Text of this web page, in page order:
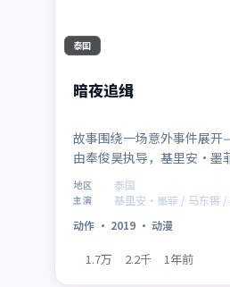
泰国
暗夜追缉
故事围绕一场意外事件展开
由奉俊昊执导，基里安·墨
伟、孙艺珍、张译联袂出演
作。2019年1月28日 登陆各
型特有的悬念与动作场面吸
一口气追完。
地区 泰国
主演
基里安·墨菲 / 马东锡 /
动作 · 2019 · 动漫
1.7万 2.2千 1年前